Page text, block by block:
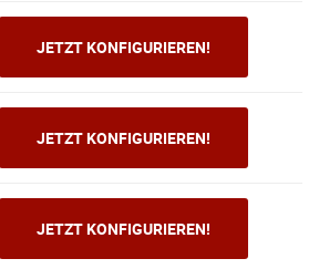
JETZT KONFIGURIEREN!
JETZT KONFIGURIEREN!
JETZT KONFIGURIEREN!